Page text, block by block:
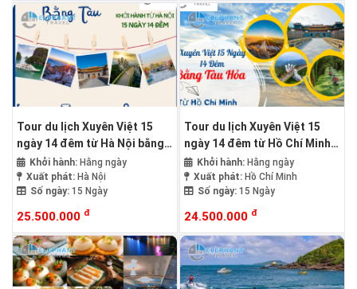
Tour du lịch Xuyên Việt 15
ngày 14 đêm từ Hà Nội bằng
Tàu Hỏa
Khởi hành: Hằng ngày
Xuất phát: Hà Nội
Số ngày: 15 Ngày
25.500.000 đ
Tour du lịch Xuyên Việt 15
ngày 14 đêm từ Hồ Chí Minh
bằng Tàu Hỏa
Khởi hành: Hằng ngày
Xuất phát: Hồ Chí Minh
Số ngày: 15 Ngày
24.500.000 đ